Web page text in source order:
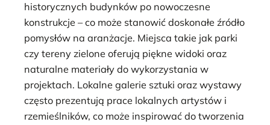
historycznych budynków po nowoczesne
konstrukcje – co może stanowić doskonałe źródło
pomysłów na aranżacje. Miejsca takie jak parki
czy tereny zielone oferują piękne widoki oraz
naturalne materiały do wykorzystania w
projektach. Lokalne galerie sztuki oraz wystawy
często prezentują prace lokalnych artystów i
rzemieślników, co może inspirować do tworzenia